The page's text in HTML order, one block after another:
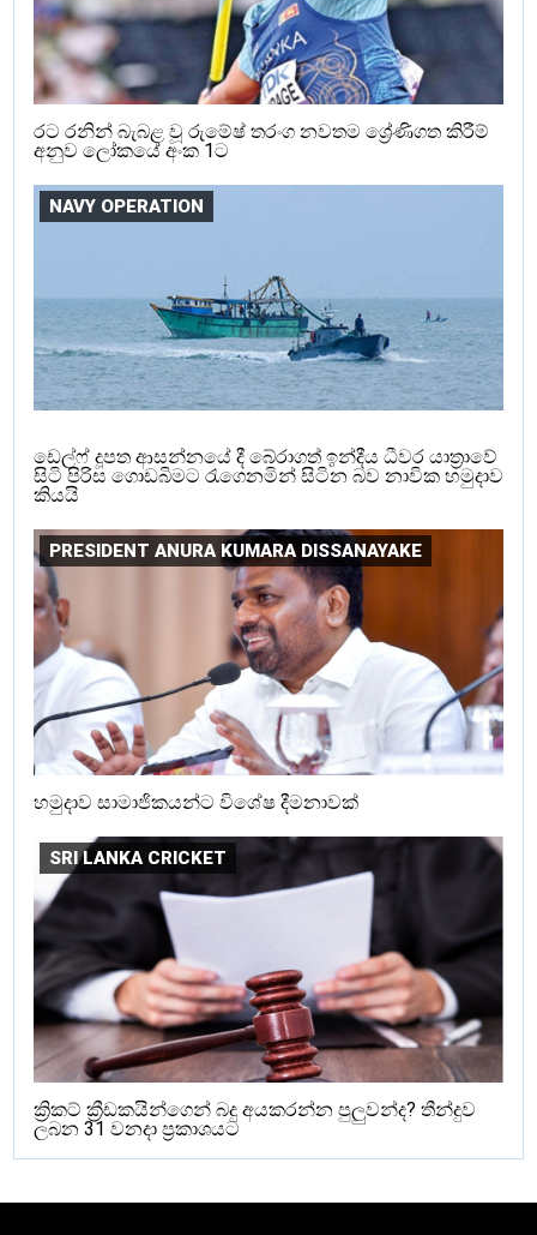
රට රනින් බැබළ වූ රුමේෂ් තරංග නවතම ශ්‍රේණිගත කිරීම්
අනුව ලෝකයේ අංක 1ට
NAVY OPERATION
ඩෙල්ෆ් දූපත ආසන්නයේ දී බේරාගත් ඉන්දීය ධීවර යාත්‍රාවේ
සිටි පිරිස ගොඩබිමට රැගෙනමින් සිටින බව නාවික හමුදාව
කියයි
PRESIDENT ANURA KUMARA DISSANAYAKE
හමුදාව සාමාජිකයන්ට විශේෂ දීමනාවක්
SRI LANKA CRICKET
ක්‍රිකට් ක්‍රීඩකයින්ගෙන් බදු අයකරන්න පුලුවන්ද? තීන්දුව
ලබන 31 වනදා ප්‍රකාශයට